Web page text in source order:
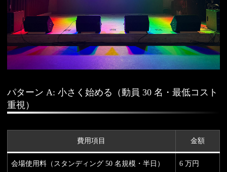
パターン A: 小さく始める（動員 30 名・最低コスト
重視）
費用項目 金額
会場使用料（スタンディング 50 名規模・半日） 6 万円